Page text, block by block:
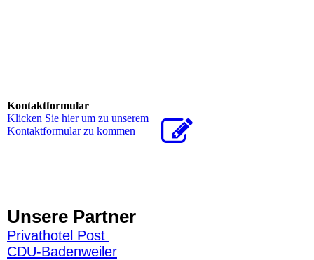
Kontaktformular
Klicken Sie hier um zu unserem
Kon­takt­for­mu­lar zu kommen
Unsere Partner
Privathotel Post
CDU-Badenweiler